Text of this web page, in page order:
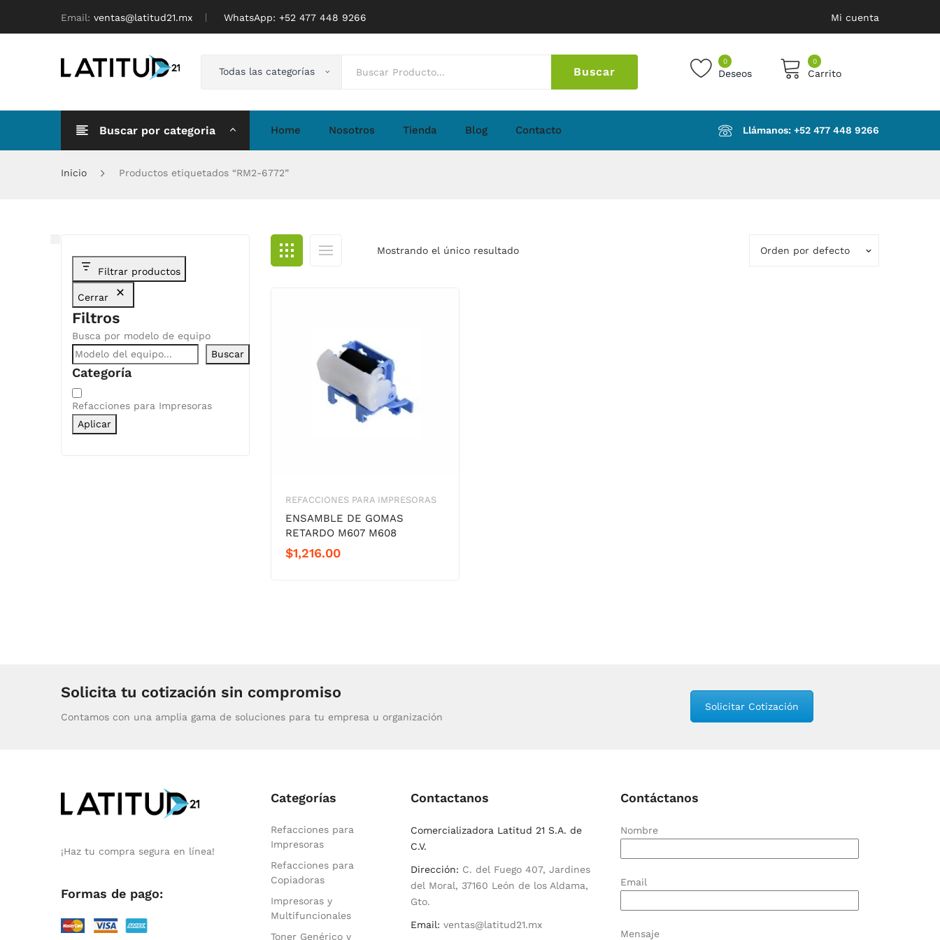
Email: ventas@latitud21.mx WhatsApp: ‪+52 477 448 9266 Mi cuenta
Todas las categorías Buscar
0
Deseos
0
Carrito
No products in the cart.
Buscar por categoria Home Nosotros Tienda Blog Contacto Llámanos: ‪+52 477 448 9266‬
Inicio Productos etiquetados “RM2-6772”
Mostrando el único resultado Orden por defecto
REFACCIONES PARA IMPRESORAS
ENSAMBLE DE GOMAS
RETARDO M607 M608
$1,216.00
Filtrar productos
Cerrar
Filtros
Busca por modelo de equipo
Buscar
Categoría
Categoría
Refacciones para Impresoras
Aplicar
Solicita tu cotización sin compromiso
Contamos con una amplia gama de soluciones para tu empresa u organización
Solicitar Cotización
¡Haz tu compra segura en línea!
Formas de pago:
Categorías
Refacciones para
Impresoras
Refacciones para
Copiadoras
Impresoras y
Multifuncionales
Toner Genérico y
Contactanos
Comercializadora Latitud 21 S.A. de
C.V.
Dirección: C. del Fuego 407, Jardines
del Moral, 37160 León de los Aldama,
Gto.
Email: ventas@latitud21.mx
Contáctanos
Nombre
Email
Mensaje